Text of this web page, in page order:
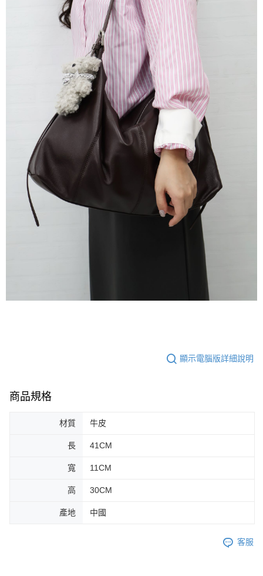
顯示電腦版詳細說明
商品規格
材質 牛皮
長 41CM
寬 11CM
高 30CM
產地 中國
客服